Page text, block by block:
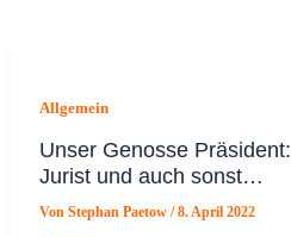
Allgemein
Unser Genosse Präsident:
Jurist und auch sonst…
VonStephan Paetow/8. April 2022